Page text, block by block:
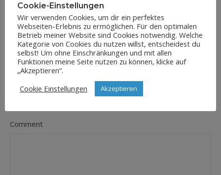
E-Mail-Adresse*
Comment
Cookie-Einstellungen
Wir verwenden Cookies, um dir ein perfektes
Webseiten-Erlebnis zu ermöglichen. Für den optimalen
Betrieb meiner Website sind Cookies notwendig. Welche
Kategorie von Cookies du nutzen willst, entscheidest du
selbst! Um ohne Einschränkungen und mit allen
Funktionen meine Seite nutzen zu können, klicke auf
„Akzeptieren“.
Cookie Einstellungen
Akzeptieren